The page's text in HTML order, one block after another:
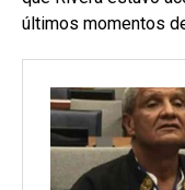
últimos momentos